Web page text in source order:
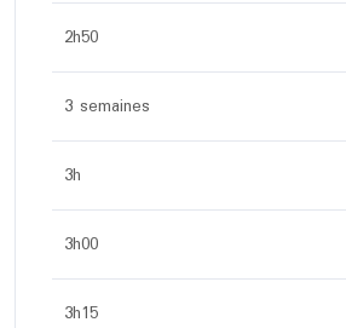
2h50
3 semaines
3h
3h00
3h15